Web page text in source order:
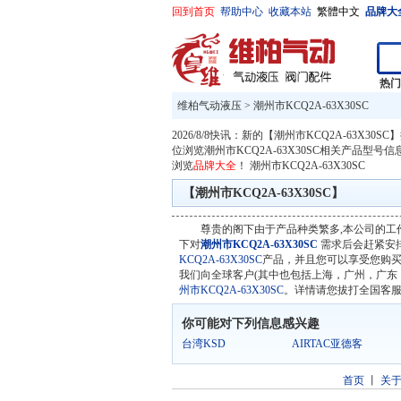
回到首页 帮助中心 收藏本站 繁體中文 品牌大
热
维柏气动液压 > 潮州市KCQ2A-63X30SC
2026/8/8快讯：新的【潮州市KCQ2A-63X30SC
位浏览潮州市KCQ2A-63X30SC相关产品型号信
浏览品牌大全 ！ 潮州市KCQ2A-63X30SC
【潮州市KCQ2A-63X30SC】
尊贵的阁下由于产品种类繁多,本公司的
下对潮州市KCQ2A-63X30SC 需求后会赶紧安
KCQ2A-63X30SC产品，并且您可以享受您购
我们向全球客户(其中也包括上海，广州，广
州市KCQ2A-63X30SC。详情请您拔打全国客
你可能对下列信息感兴趣
台湾KSD AIRTAC亚德客
首页丨 关